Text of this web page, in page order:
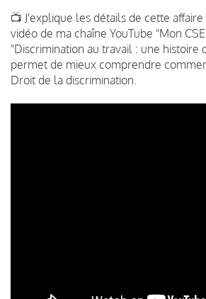
📺 J'explique les détails de cette
vidéo de ma chaîne YouTube "Mon
"Discrimination au travail : une histoire
permet de mieux comprendre
Droit de la discrimination.